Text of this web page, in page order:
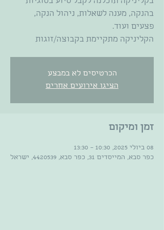
בהנקה, מענה לשאלות, ניהול הנקה,
הקליניקה מתקיימת בקבוצה/זוגות
הכרטיסים לא במבצע
הציגו אירועים אחרים
זמן ומיקום
08 ביולי 2025, 10:30 – 13:30
כפר סבא, המייסדים 31, כפר סבא, 4420539, ישראל